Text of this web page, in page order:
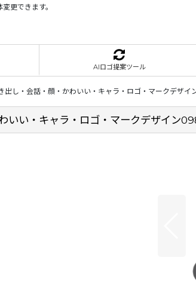
更できます。
AIロゴ提案ツール
出し・会話・顔・かわいい・キャラ・ロゴ・マークデザイ
いい・キャラ・ロゴ・マークデザイン